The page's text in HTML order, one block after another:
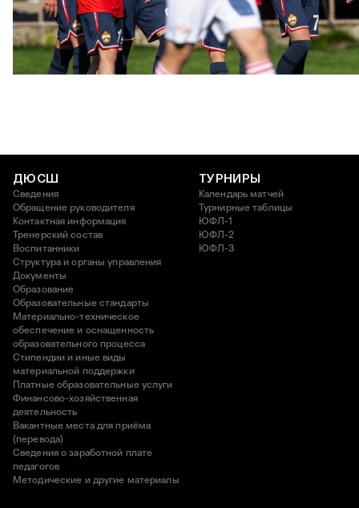
ЮФЛ: Московское дерби на «Октябре»
3 АВГУСТА 2026 14:15
ДЮСШ
Сведения
Обращение руководителя
Контактная информация
Тренерский состав
Воспитанники
Структура и органы управления
Документы
Образование
Образовательные стандарты
Материально-техническое
обеспечение и оснащенность
образовательного процесса
Стипендии и иные виды
материальной поддержки
Платные образовательные услуги
Финансово-хозяйственная
деятельность
Вакантные места для приёма
(перевода)
Сведения о заработной плате
педагогов
Методические и другие материалы
ТУРНИРЫ
Календарь матчей
Турнирные таблицы
ЮФЛ-1
ЮФЛ-2
ЮФЛ-3